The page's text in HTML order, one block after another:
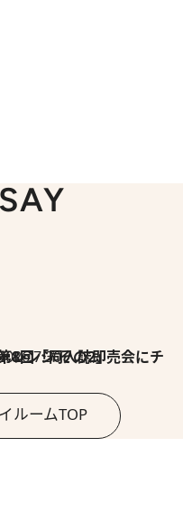
8回「同人誌即売会にチャレンジ その2」
ルームTOP